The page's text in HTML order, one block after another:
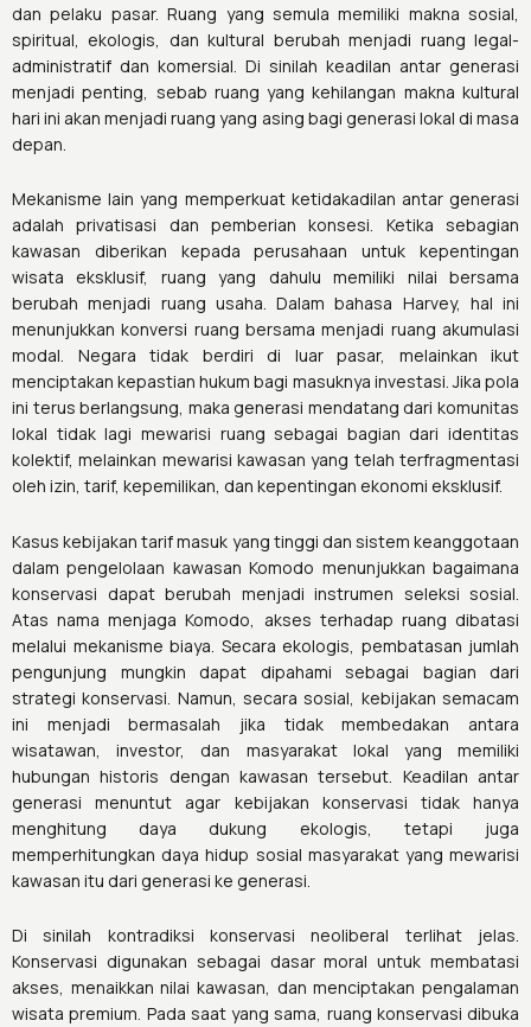
dan pelaku pasar. Ruang yang semula memiliki makna sosial,
spiritual, ekologis, dan kultural berubah menjadi ruang legal-
administratif dan komersial. Di sinilah keadilan antar generasi
menjadi penting, sebab ruang yang kehilangan makna kultural
hari ini akan menjadi ruang yang asing bagi generasi lokal di masa
depan.
Mekanisme lain yang memperkuat ketidakadilan antar generasi
adalah privatisasi dan pemberian konsesi. Ketika sebagian
kawasan diberikan kepada perusahaan untuk kepentingan
wisata eksklusif, ruang yang dahulu memiliki nilai bersama
berubah menjadi ruang usaha. Dalam bahasa Harvey, hal ini
menunjukkan konversi ruang bersama menjadi ruang akumulasi
modal. Negara tidak berdiri di luar pasar, melainkan ikut
menciptakan kepastian hukum bagi masuknya investasi. Jika pola
ini terus berlangsung, maka generasi mendatang dari komunitas
lokal tidak lagi mewarisi ruang sebagai bagian dari identitas
kolektif, melainkan mewarisi kawasan yang telah terfragmentasi
oleh izin, tarif, kepemilikan, dan kepentingan ekonomi eksklusif.
Kasus kebijakan tarif masuk yang tinggi dan sistem keanggotaan
dalam pengelolaan kawasan Komodo menunjukkan bagaimana
konservasi dapat berubah menjadi instrumen seleksi sosial.
Atas nama menjaga Komodo, akses terhadap ruang dibatasi
melalui mekanisme biaya. Secara ekologis, pembatasan jumlah
pengunjung mungkin dapat dipahami sebagai bagian dari
strategi konservasi. Namun, secara sosial, kebijakan semacam
ini menjadi bermasalah jika tidak membedakan antara
wisatawan, investor, dan masyarakat lokal yang memiliki
hubungan historis dengan kawasan tersebut. Keadilan antar
generasi menuntut agar kebijakan konservasi tidak hanya
menghitung daya dukung ekologis, tetapi juga
memperhitungkan daya hidup sosial masyarakat yang mewarisi
kawasan itu dari generasi ke generasi.
Di sinilah kontradiksi konservasi neoliberal terlihat jelas.
Konservasi digunakan sebagai dasar moral untuk membatasi
akses, menaikkan nilai kawasan, dan menciptakan pengalaman
wisata premium. Pada saat yang sama, ruang konservasi dibuka